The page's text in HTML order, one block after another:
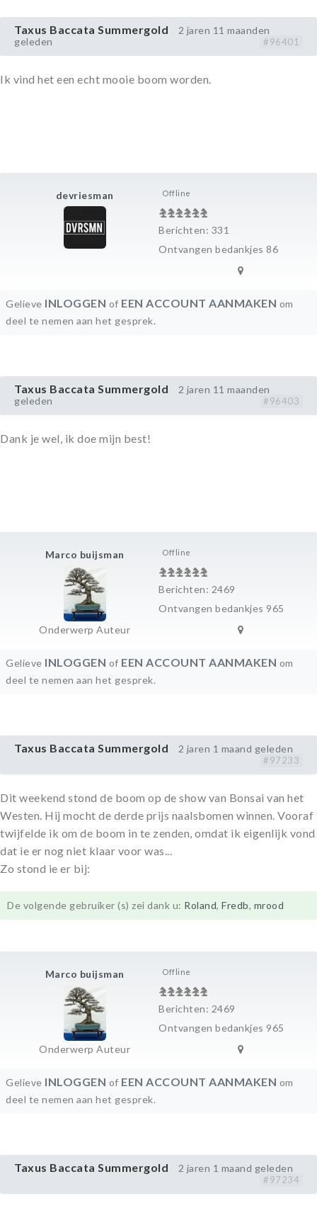
Taxus Baccata Summergold
2 jaren 11 maanden
geleden
#96401
devriesman Offline
Berichten: 331
Ontvangen bedankjes 86
Ik vind het een echt mooie boom worden.
Gelieve INLOGGEN of EEN ACCOUNT AANMAKEN om
deel te nemen aan het gesprek.
Taxus Baccata Summergold
2 jaren 11 maanden
geleden
#96403
Marco buijsman
Onderwerp Auteur
Offline
Berichten: 2469
Ontvangen bedankjes 965
Dank je wel, ik doe mijn best!
Gelieve INLOGGEN of EEN ACCOUNT AANMAKEN om
deel te nemen aan het gesprek.
Taxus Baccata Summergold 2 jaren 1 maand geleden
#97233
Marco buijsman
Onderwerp Auteur
Offline
Berichten: 2469
Ontvangen bedankjes 965
Dit weekend stond de boom op de show van Bonsai van het
Westen. Hij mocht de derde prijs naalsbomen winnen. Vooraf
twijfelde ik om de boom in te zenden, omdat ik eigenlijk vond
dat ie er nog niet klaar voor was...
Zo stond ie er bij:
De volgende gebruiker (s) zei dank u: Roland, Fredb, mrood
Gelieve INLOGGEN of EEN ACCOUNT AANMAKEN om
deel te nemen aan het gesprek.
Taxus Baccata Summergold 2 jaren 1 maand geleden
#97234